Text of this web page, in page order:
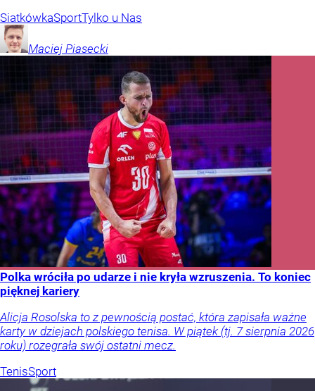
SiatkówkaSportTylko u Nas
Maciej Piasecki
Polka wróciła po udarze i nie kryła wzruszenia. To koniec
pięknej kariery
Alicja Rosolska to z pewnością postać, która zapisała ważne
karty w dziejach polskiego tenisa. W piątek (tj. 7 sierpnia 2026
roku) rozegrała swój ostatni mecz.
TenisSport